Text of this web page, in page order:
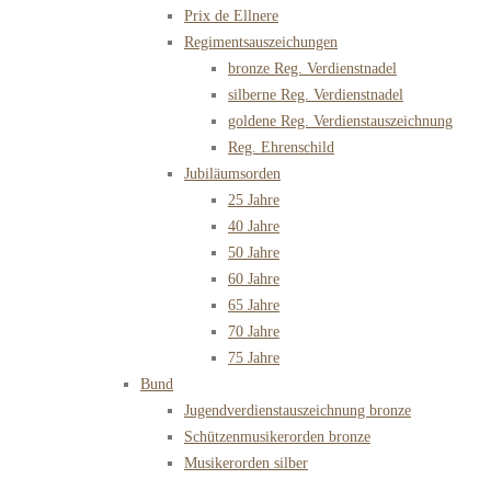
Prix de Ellnere
Regimentsauszeichungen
bronze Reg. Verdienstnadel
silberne Reg. Verdienstnadel
goldene Reg. Verdienstauszeichnung
Reg. Ehrenschild
Jubiläumsorden
25 Jahre
40 Jahre
50 Jahre
60 Jahre
65 Jahre
70 Jahre
75 Jahre
Bund
Jugendverdienstauszeichnung bronze
Schützenmusikerorden bronze
Musikerorden silber